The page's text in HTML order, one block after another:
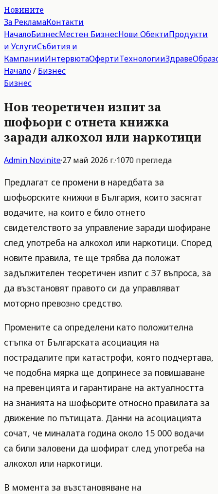
Новините
За РекламаКонтакти
НачалоБизнесМестен БизнесНови ОбектиПродукти
и УслугиСъбития и
КампанииИнтервютаОфертиТехнологииЗдраве
Начало/ Бизнес
Бизнес
Нов теоретичен изпит за
шофьори с отнета книжка
заради алкохол или наркотици
Admin Novinite·27 май 2026 г.·1070 прегледа
Предлагат се промени в наредбата за
шофьорските книжки в България, които засягат
водачите, на които е било отнето
свидетелството за управление заради шофиране
след употреба на алкохол или наркотици. Според
новите правила, те ще трябва да положат
задължителен теоретичен изпит с 37 въпроса, за
да възстановят правото си да управляват
моторно превозно средство.
Промените са определени като положителна
стъпка от Българската асоциация на
пострадалите при катастрофи, която подчертава,
че подобна мярка ще допринесе за повишаване
на превенцията и гарантиране на актуалността
на знанията на шофьорите относно правилата за
движение по пътищата. Данни на асоциацията
сочат, че миналата година около 15 000 водачи
са били заловени да шофират след употреба на
алкохол или наркотици.
В момента за възстановяване на